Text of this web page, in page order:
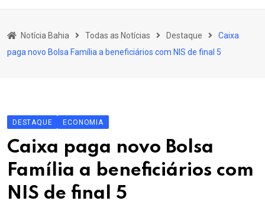
Educação
Esporte
Outros Assuntos
Notícia Bahia Todas as Notícias Destaque
Caixa
paga novo Bolsa Família a beneficiários com NIS de final 5
DESTAQUE ECONOMIA
Caixa paga novo Bolsa
Família a beneficiários com
NIS de final 5